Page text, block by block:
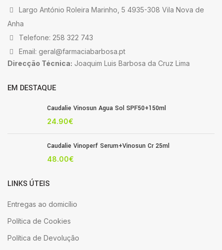
Largo António Roleira Marinho, 5 4935-308 Vila Nova de
Anha
Telefone: 258 322 743
Email: geral@farmaciabarbosa.pt
Direcção Técnica: Joaquim Luis Barbosa da Cruz Lima
EM DESTAQUE
Caudalie Vinosun Agua Sol SPF50+150ml
24.90€
Caudalie Vinoperf Serum+Vinosun Cr 25ml
48.00€
LINKS ÚTEIS
Entregas ao domicílio
Política de Cookies
Política de Devolução